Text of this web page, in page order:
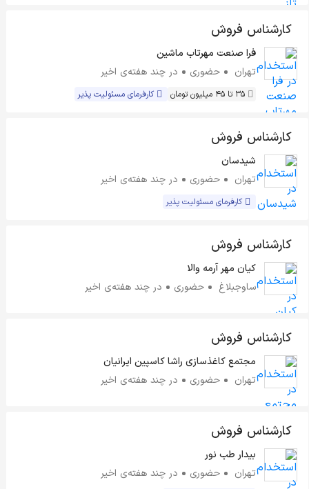
کارشناس فروش
فرا صنعت مهرتاب ماشین
تهران
حضوری در چند هفته‌ی اخیر
35 تا 45 میلیون تومان کارفرمای مسئولیت پذیر
کارشناس فروش
شیدسان
تهران
حضوری در چند هفته‌ی اخیر
کارفرمای مسئولیت پذیر
کارشناس فروش
کیان مهر آرمه والا
ساوجبلاغ
حضوری در چند هفته‌ی اخیر
کارشناس فروش
مجتمع کاغذسازی راشا کاسپین ایرانیان
تهران
حضوری در چند هفته‌ی اخیر
کارشناس فروش
بیدار طب نور
تهران
حضوری در چند هفته‌ی اخیر